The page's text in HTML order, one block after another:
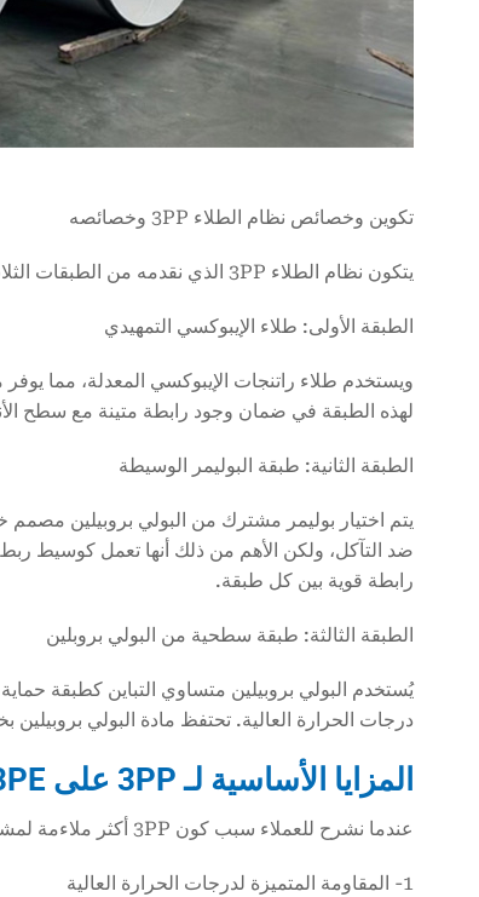
تكوين وخصائص نظام الطلاء 3PP وخصائصه
يتكون نظام الطلاء 3PP الذي نقدمه من الطبقات الثلاث التالية:
الطبقة الأولى: طلاء الإيبوكسي التمهيدي
ويستخدم طلاء راتنجات الإيبوكسي المعدلة، مما يوفر
لهذه الطبقة في ضمان وجود رابطة متينة مع سطح
الطبقة الثانية: طبقة البوليمر الوسيطة
ضد التآكل، ولكن الأهم من ذلك أنها تعمل كوسيط ربط
رابطة قوية بين كل طبقة.
الطبقة الثالثة: طبقة سطحية من البولي بروبلين
يُستخدم البولي بروبيلين متساوي التباين كطبقة حماية
درجات الحرارة العالية. تحتفظ مادة البولي
المزايا الأساسية لـ 3PP على 3PE
عندما نشرح للعملاء سبب كون 3PP أكثر ملاءمة لمشاريعهم من 3PE التقليدية، فإننا نؤكد على المزايا الرئيسية التالية:
1- المقاومة المتميزة لدرجات الحرارة العالية